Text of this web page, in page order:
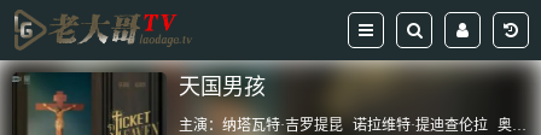
天国男孩
主演：纳塔瓦特·吉罗提昆 诺拉维特·提迪查伦拉 奥利弗·普帕特